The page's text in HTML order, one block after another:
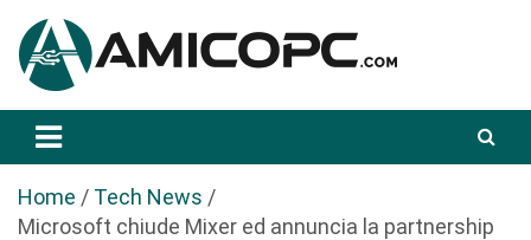
a
Amicopc.com
Home
Tech News
Microsoft chiude Mixer ed annuncia la partnership